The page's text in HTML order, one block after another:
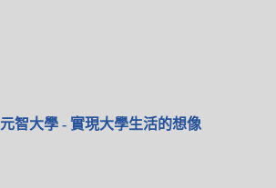
元智大學 - 實現大學生活的想像